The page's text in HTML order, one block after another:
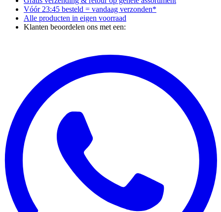
Vóór 23:45 besteld = vandaag verzonden*
Alle producten in eigen voorraad
Klanten beoordelen ons met een: